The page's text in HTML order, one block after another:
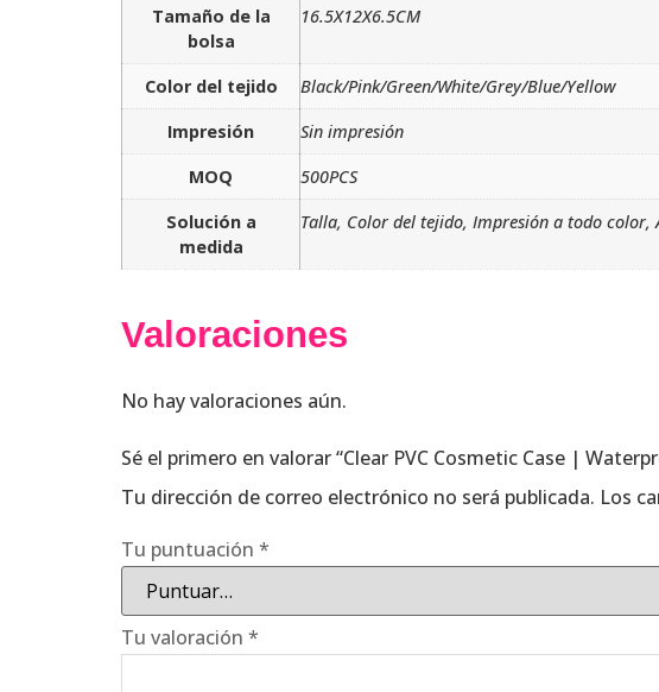
Tamaño de la
bolsa
16.5X12X6.5CM
Color del tejido
Black/Pink/Green/White/Grey/Blue/Yellow
Impresión
Sin impresión
MOQ
500PCS
Solución a
medida
Talla, Color del tejido, Impresión a todo
Valoraciones
No hay valoraciones aún.
Sé el primero en valorar “Clear PVC Cosmetic Case |
Tu dirección de correo electrónico no será publicada. Los
Tu puntuación *
Tu valoración *